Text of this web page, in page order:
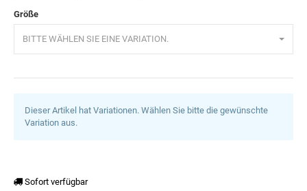
Schwarz
Größe
BITTE WÄHLEN SIE EINE VARIATION.
Dieser Artikel hat Variationen. Wählen Sie bitte die gewünschte
Variation aus.
Sofort verfügbar